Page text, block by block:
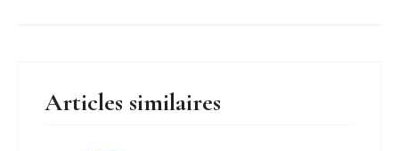
Articles similaires